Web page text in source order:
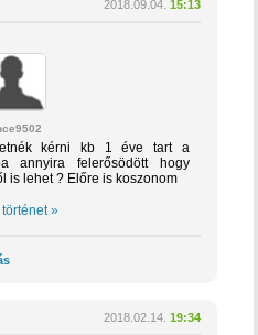
2018.09.04. 15:13
kérni kb 1 éve tart a
annyira felerősödött hogy
is lehet ? Előre is koszonom
»
2018.02.14. 19:34